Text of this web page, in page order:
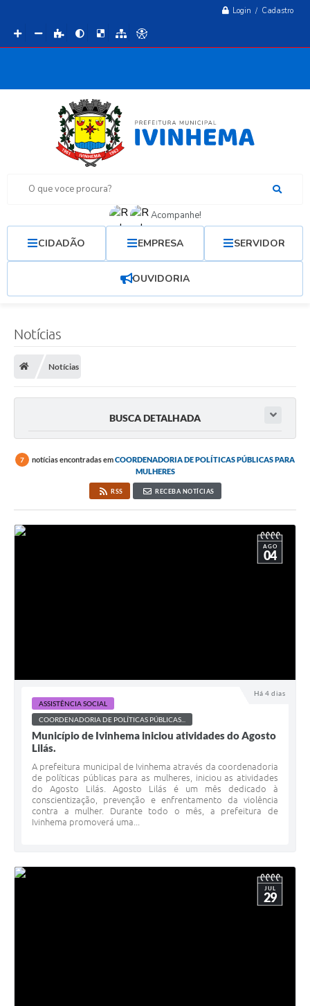
Login / Cadastro
O que voce procura?
Acompanhe!
CIDADÃO EMPRESA SERVIDOR
OUVIDORIA
Notícias
Notícias
BUSCA DETALHADA
7 notícias encontradas emCOORDENADORIA DE POLÍTICAS PÚBLICAS PARA
MULHERES
RSS RECEBA NOTÍCIAS
Há 4 dias
AGO
04
ASSISTÊNCIA SOCIAL
COORDENADORIA DE POLÍTICAS PÚBLICAS...
Município de Ivinhema iniciou atividades do Agosto
Lilás.
A prefeitura municipal de Ivinhema através da coordenadoria
de políticas públicas para as mulheres, iniciou as atividades
do Agosto Lilás. Agosto Lilás é um mês dedicado à
conscientização, prevenção e enfrentamento da violência
contra a mulher. Durante todo o mês, a prefeitura de
Ivinhema promoverá uma...
JUL
29